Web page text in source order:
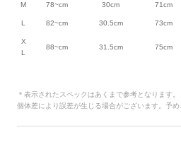
M 78~cm 30cm 71cm
L 82~cm 30.5cm 73cm
X
L
88~cm 31.5cm 75cm
＊表示されたスペックはあくまで参考となります。
個体差により誤差が生じる場合がございます。予め